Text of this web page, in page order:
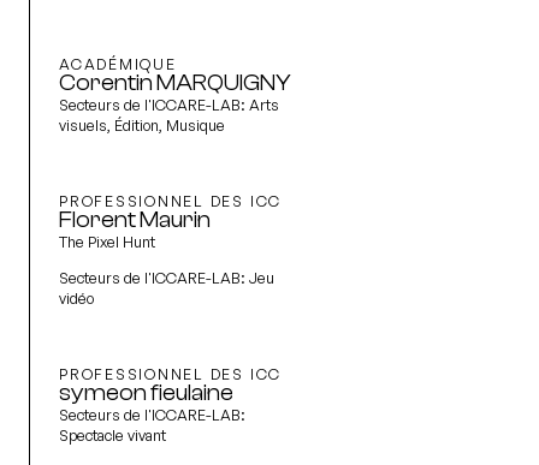
ACADÉMIQUE
Corentin MARQUIGNY
Secteurs de l'ICCARE-LAB: Arts
visuels, Édition, Musique
PROFESSIONNEL DES ICC
Florent Maurin
The Pixel Hunt
Secteurs de l'ICCARE-LAB: Jeu
vidéo
PROFESSIONNEL DES ICC
symeon fieulaine
Secteurs de l'ICCARE-LAB:
Spectacle vivant